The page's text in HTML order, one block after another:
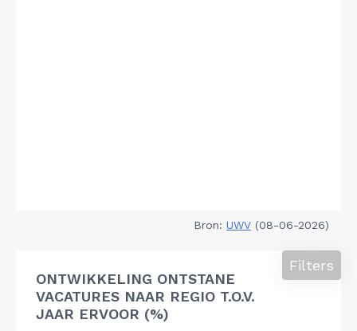
Bron: UWV (08-06-2026)
ONTWIKKELING ONTSTANE
VACATURES NAAR REGIO T.O.V.
JAAR ERVOOR (%)
Filters